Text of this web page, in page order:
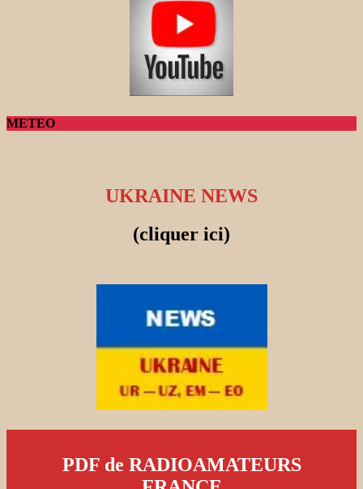
METEO
UKRAINE NEWS
(cliquer ici)
PDF de RADIOAMATEURS